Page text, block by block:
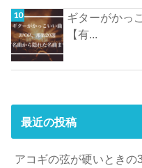
ギターがかっ
【有...
最近の投稿
アコギの弦が硬いとき